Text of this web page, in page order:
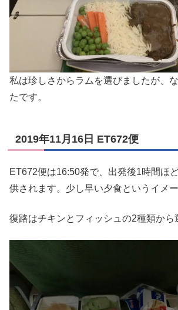
私は珍しさからラムを選びましたが、
たです。
2019年11月16日 ET672便
ET672便は16:50発で、出発後1時間ほ
供されます。少し早い夕食というイメー
復路はチキンとフィッシュの2種類から